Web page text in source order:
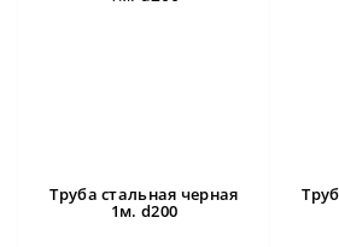
Труба стальная черная
1м. d200